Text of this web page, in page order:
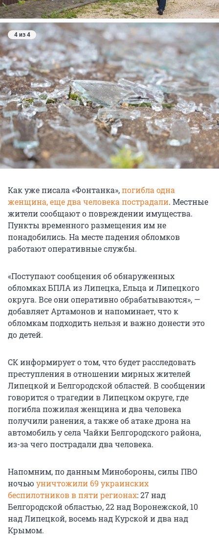
4 из 4
Как уже писала «Фонтанка»,погибла одна
женщина, еще два человека пострадали. Местные
жители сообщают о повреждении имущества.
Пункты временного размещения им не
понадобились. На месте падения обломков
работают оперативные службы.
«Поступают сообщения об обнаруженных
обломках БПЛА из Липецка, Ельца и Липецкого
округа. Все они оперативно обрабатываются», —
добавляет Артамонов и напоминает, что к
обломкам подходить нельзя и важно донести это
до детей.
СК информирует о том, что будет расследовать
преступления в отношении мирных жителей
Липецкой и Белгородской областей. В сообщении
говорится о трагедии в Липецком округе, где
погибла пожилая женщина и два человека
получили ранения, а также об атаке дрона на
автомобиль у села Чайки Белгородского района,
из-за чего пострадали два человека.
Напомним, по данным Минобороны, силы ПВО
ночью уничтожили 69 украинских
беспилотников в пяти регионах: 27 над
Белгородской областью, 22 над Воронежской, 10
над Липецкой, восемь над Курской и два над
Крымом.